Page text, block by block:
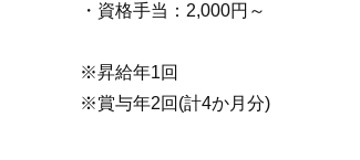
・資格手当：2,000円～
※昇給年1回
※賞与年2回(計4か月分)